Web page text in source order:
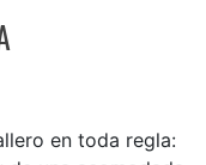
en toda regla: